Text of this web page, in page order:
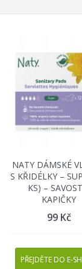
NATY DÁMSKÉ
S KŘIDÉLKY –
KS) –
KAPIČKY
99 Kč
PŘEJDĚTE DO E-